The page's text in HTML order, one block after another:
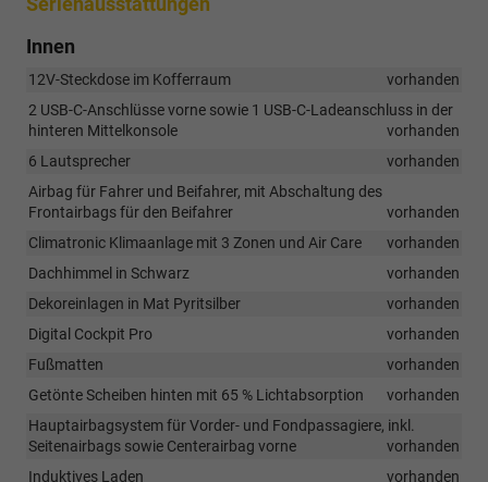
Innen
12V-Steckdose im Kofferraum
vorhanden
2 USB-C-Anschlüsse vorne sowie 1 USB-C-Ladeanschluss in der
hinteren Mittelkonsole
vorhanden
6 Lautsprecher
vorhanden
Airbag für Fahrer und Beifahrer, mit Abschaltung des
Frontairbags für den Beifahrer
vorhanden
Climatronic Klimaanlage mit 3 Zonen und Air Care
vorhanden
Dachhimmel in Schwarz
vorhanden
Dekoreinlagen in Mat Pyritsilber
vorhanden
Digital Cockpit Pro
vorhanden
Fußmatten
vorhanden
Getönte Scheiben hinten mit 65 % Lichtabsorption
vorhanden
Hauptairbagsystem für Vorder- und Fondpassagiere, inkl.
Seitenairbags sowie Centerairbag vorne
vorhanden
Induktives Laden
vorhanden